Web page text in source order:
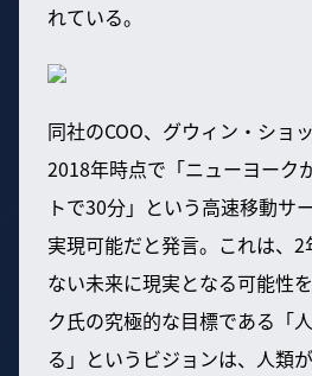
れている。
同社のCOO、グウィン・ショ
2018年時点で「ニューヨーク
トで30分」という高速移動サ
実現可能だと発言。これは、2
ない未来に現実となる可能性
ク氏の究極的な目標である「
る」というビジョンは、人類